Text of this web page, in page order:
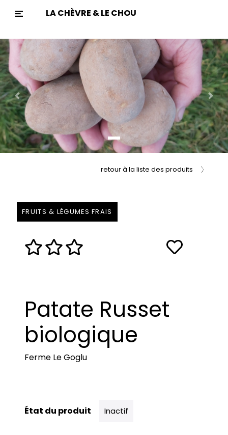
LA CHÈVRE & LE CHOU
Previous Next
FRUITS & LÉGUMES FRAIS
retour à la liste des produits
Patate Russet
biologique
Ferme Le Goglu
État du produit Inactif